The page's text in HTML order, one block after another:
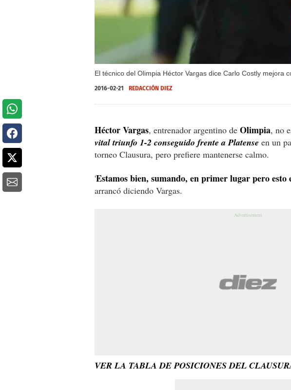
El técnico del Olimpia Héctor Vargas dice Carlo Costly
2016-02-21 REDACCIÓN DIEZ
Héctor Vargas, entrenador argentino de Olimpia, no
vital triunfo 1-2 conseguido frente a Platense en un
torneo Clausura, pero prefiere mantenerse calmo.
'Estamos bien, sumando, en primer lugar pero esto
arrancó diciendo Vargas.
VER LA TABLA DE POSICIONES DEL